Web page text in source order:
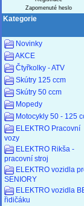
Zapomenuté heslo
Kategorie
Novinky
AKCE
Čtyřkolky - ATV
Skútry 125 ccm
Skútry 50 ccm
Mopedy
Motocykly 50 - 125
ELEKTRO Pracovní
vozy
ELEKTRO Rikša -
pracovní stroj
ELEKTRO vozidla
SENIORY
ELEKTRO vozidla
řidičáku